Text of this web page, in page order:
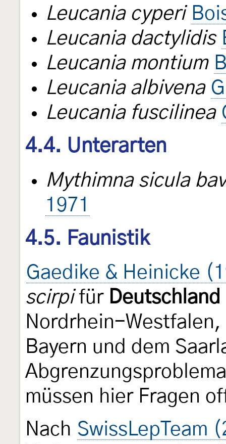
Leucania cyperi
Leucania dactylidis
Leucania montium
Leucania albivena
Leucania fuscilinea
4.4. Unterarten
Mythimna sicula
1971
4.5. Faunistik
Gaedike & Heinicke
scirpifür Deutschland
Nordrhein-
Bayern und dem
müssen hier Fragen
Nach SwissLepTeam